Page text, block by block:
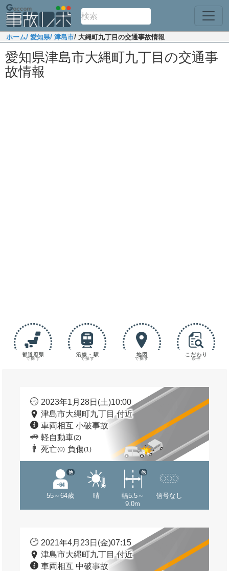
ホーム/ 愛知県/ 津島市/ 大縄町九丁目の交通事故情報
愛知県津島市大縄町九丁目の交通事
故情報
都道府県
で探す
沿線・駅
で探す
地図
で探す
こだわり
条件
2023年1月28日(土)10:00
津島市大縄町九丁目 付近
車両相互 小破事故
軽自動車(2)
死亡(0) 負傷(1)
55～64歳
他
晴
幅5.5～
9.0m
他
信号なし
2021年4月23日(金)07:15
津島市大縄町九丁目 付近
車両相互 中破事故